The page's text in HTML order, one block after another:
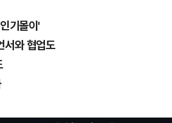
기몰이'
와 협업도